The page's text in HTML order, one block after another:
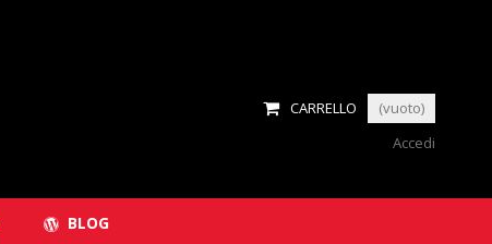
CARRELLO
(vuoto)
Accedi
BLOG